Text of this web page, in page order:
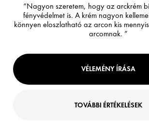
“Nagyon szeretem, hogy az arckrém
fényvédelmet is. A krém nagyon
könnyen eloszlatható az arcon kis
arcomnak. ”
VÉLEMÉNY ÍRÁSA
TOVÁBBI ÉRTÉKELÉSEK